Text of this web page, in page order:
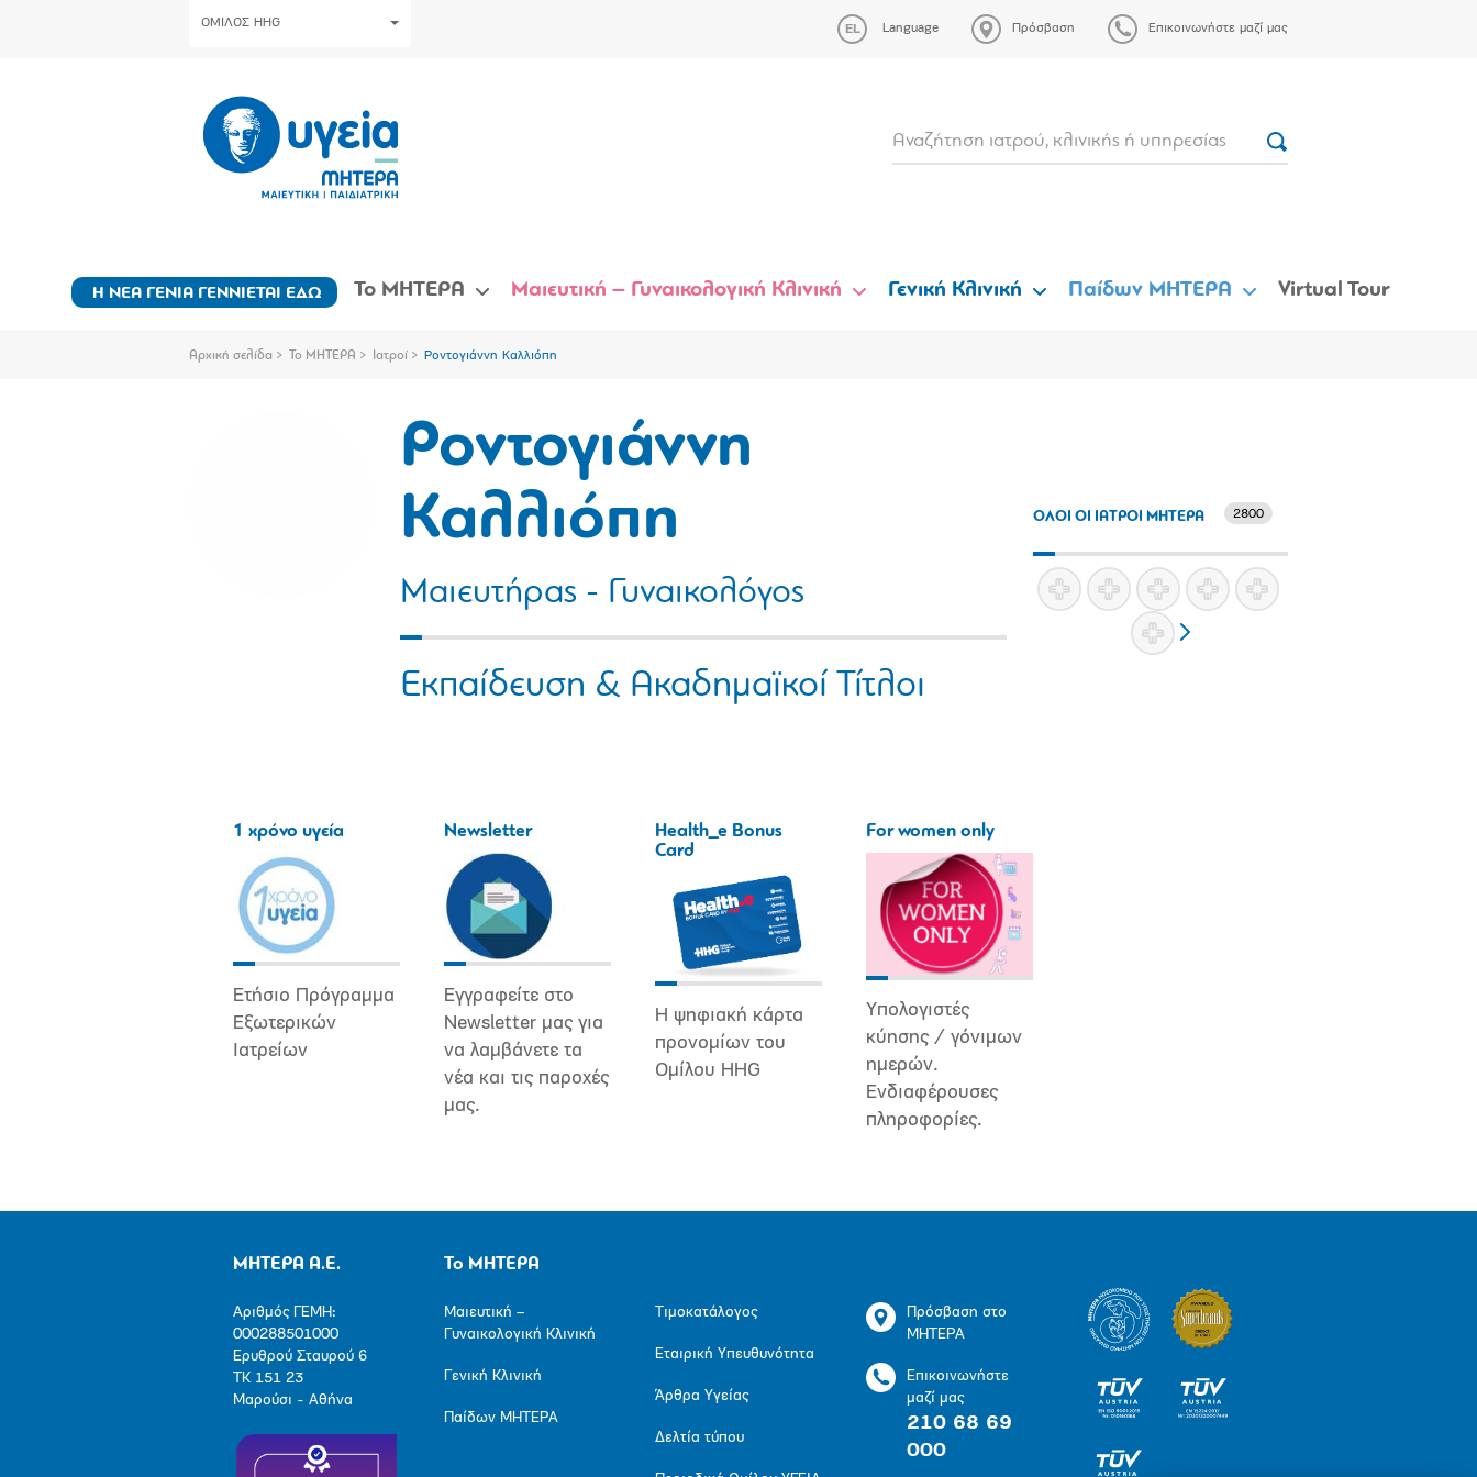
ΟΜΙΛΟΣ HHG Language Πρόσβαση Επικοινωνήστε μαζί μας
Η ΝΕΑ ΓΕΝΙΑ ΓΕΝΝΙΕΤΑΙ ΕΔΩ Το ΜΗΤΕΡΑ Μαιευτική – Γυναικολογική Κλινική Γενική Κλινική Παίδων ΜΗΤΕΡΑ Virtual Tour
Αρχική σελίδα Το ΜΗΤΕΡΑ Ιατροί Ροντογιάννη Καλλιόπη
Ροντογιάννη
Καλλιόπη
Μαιευτήρας - Γυναικολόγος
Εκπαίδευση & Ακαδημαϊκοί Τίτλοι
ΟΛΟΙ ΟΙ ΙΑΤΡΟΙ ΜΗΤΕΡΑ 2800
1 χρόνο υγεία
Ετήσιο Πρόγραμμα
Εξωτερικών
Ιατρείων
Newsletter
Εγγραφείτε στο
Newsletter μας για
να λαμβάνετε τα
νέα και τις παροχές
μας.
Health_e Bonus
Card
Η ψηφιακή κάρτα
προνομίων του
Ομίλου HHG
For women only
Υπολογιστές
κύησης / γόνιμων
ημερών.
Ενδιαφέρουσες
πληροφορίες.
ΜΗΤΕΡΑ Α.Ε.
Αριθμός ΓΕΜΗ:
000288501000
Ερυθρού Σταυρού 6
ΤΚ 151 23
Μαρούσι - Αθήνα
Το ΜΗΤΕΡΑ
Μαιευτική –
Γυναικολογική Κλινική
Γενική Κλινική
Παίδων ΜΗΤΕΡΑ
Τιμοκατάλογος
Εταιρική Υπευθυνότητα
Άρθρα Υγείας
Δελτία τύπου
Πρόσβαση στο
ΜΗΤΕΡΑ
Επικοινωνήστε
μαζί μας
210 68 69
000